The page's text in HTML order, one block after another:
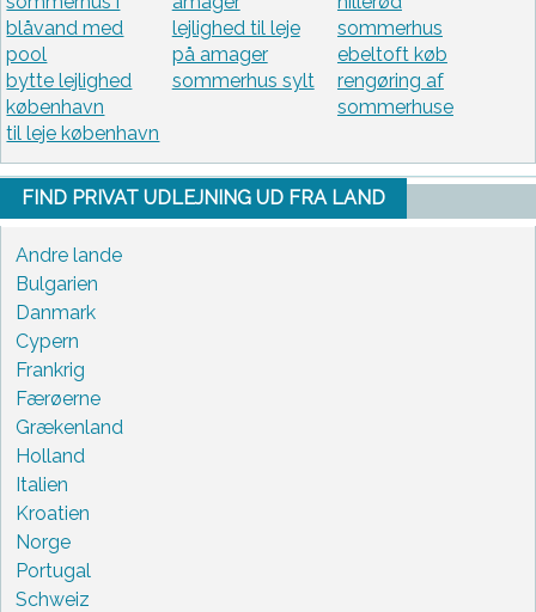
blåvand med
pool
bytte lejlighed
københavn
til leje københavn
lejlighed til leje
på amager
sommerhus sylt
sommerhus
ebeltoft køb
rengøring af
sommerhuse
FIND PRIVAT UDLEJNING UD FRA LAND
Andre lande
Bulgarien
Danmark
Cypern
Frankrig
Færøerne
Grækenland
Holland
Italien
Kroatien
Norge
Portugal
Schweiz